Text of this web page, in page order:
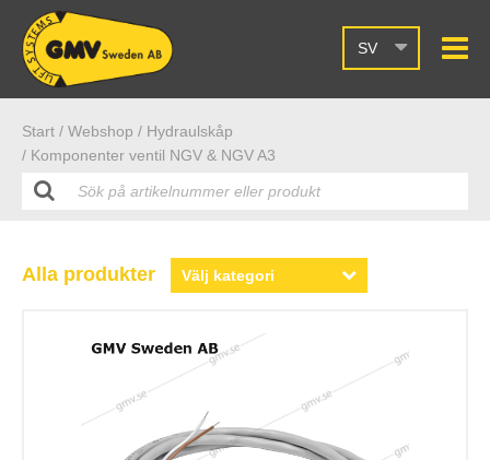
SV
Start / Webshop / Hydraulskåp
/ Komponenter ventil NGV & NGV A3
Alla produkter